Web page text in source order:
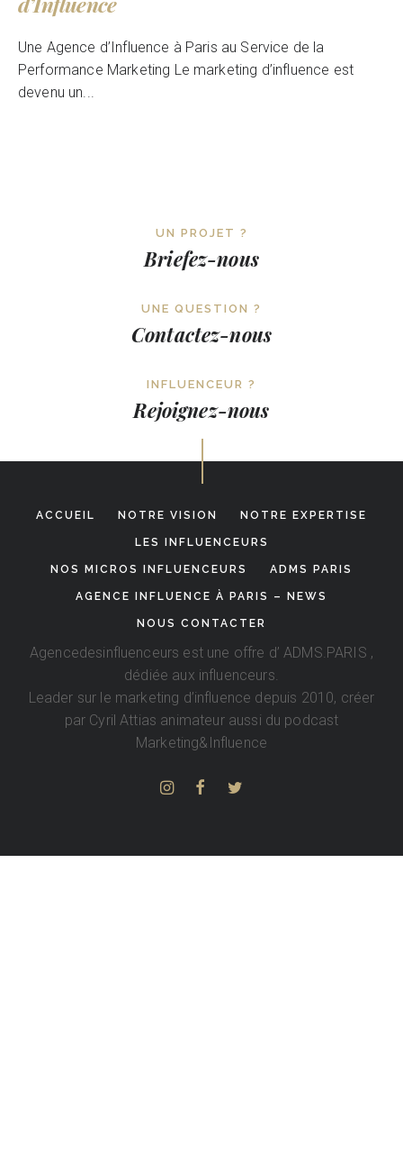
Une Agence d’Influence à Paris au Service de la
Performance Marketing Le marketing d’influence est
devenu un...
UN PROJET ?
Briefez-nous
UNE QUESTION ?
Contactez-nous
INFLUENCEUR ?
Rejoignez-nous
ACCUEIL NOTRE VISION NOTRE EXPERTISE
LES INFLUENCEURS
NOS MICROS INFLUENCEURS ADMS PARIS
AGENCE INFLUENCE À PARIS – NEWS
NOUS CONTACTER
Agencedesinfluenceurs est une offre d’ADMS.PARIS ,
dédiée aux influenceurs.
Leader sur le marketing d’influence depuis 2010, créer
par Cyril Attias animateur aussi du podcast
Marketing&Influence